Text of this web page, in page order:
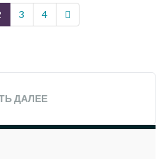
3 4
ДАЛЕЕ